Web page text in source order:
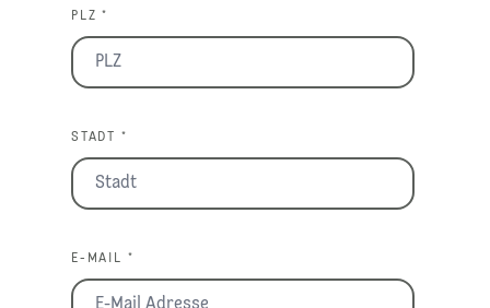
PLZ *
STADT *
E-MAIL *